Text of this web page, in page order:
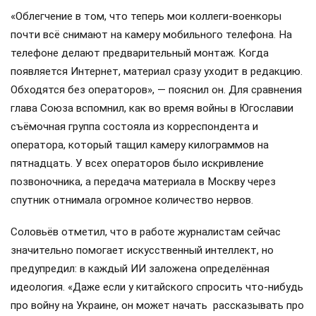
«Облегчение в том, что теперь мои коллеги-военкоры
почти всё снимают на камеру мобильного телефона. На
телефоне делают предварительный монтаж. Когда
появляется Интернет, материал сразу уходит в редакцию.
Обходятся без операторов», — пояснил он. Для сравнения
глава Союза вспомнил, как во время войны в Югославии
съёмочная группа состояла из корреспондента и
оператора, который тащил камеру килограммов на
пятнадцать. У всех операторов было искривление
позвоночника, а передача материала в Москву через
спутник отнимала огромное количество нервов.
Соловьёв отметил, что в работе журналистам сейчас
значительно помогает искусственный интеллект, но
предупредил: в каждый ИИ заложена определённая
идеология. «Даже если у китайского спросить что-нибудь
про войну на Украине, он может начать рассказывать про